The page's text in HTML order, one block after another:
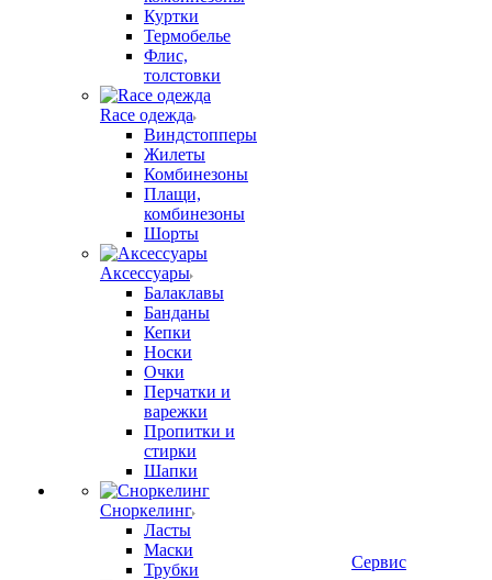
Куртки
Термобелье
Флис,
толстовки
Race одежда
Виндстопперы
Жилеты
Комбинезоны
Плащи,
комбинезоны
Шорты
Аксессуары
Балаклавы
Банданы
Кепки
Носки
Очки
Перчатки и
варежки
Пропитки и
стирки
Шапки
Сноркелинг
Ласты
Маски
Трубки
Сервис